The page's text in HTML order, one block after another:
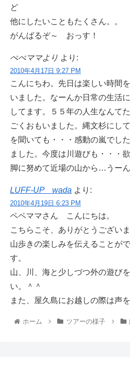
ど
他にしたいこともたくさん。。
がんばるぞ～ おっす！
ぺぺママより より:
2010年4月17日 9:27 PM
こんにちわ。先日は楽しい時間
いました。なーんか日常の生活
してます。５５年の人生なんて
ごくおもいました。縄文杉にし
を聞いても・・・感動の嵐でし
ました。今度は川遊びも・・・
脚に努めて近場の山から…うーん
LUFF-UP wada より:
2010年4月19日 6:23 PM
ペペママさん こんにちは。
こちらこそ、ありがとうございま
山歩きの楽しみを伝えることが
す。
山、川、海と少しづつ外の遊び
い。＾＾
また、屋久島にお越しの際は声
ホーム ツアーの様子